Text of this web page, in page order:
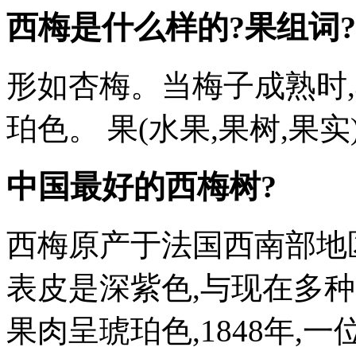
西梅是什么样的?果组词?
形如杏梅。当梅子成熟
珀色。 果(水果,果树,果
中国最好的西梅树?
西梅原产于法国西南部
表皮是深紫色,与现在多
果肉呈琥珀色,1848年,一